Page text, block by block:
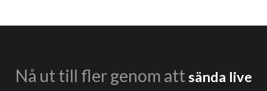
Nå ut till fler genom att sända live